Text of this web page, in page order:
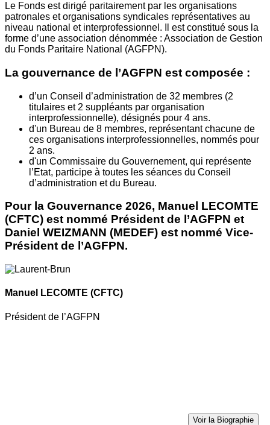
Le Fonds est dirigé paritairement par les organisations
patronales et organisations syndicales représentatives au
niveau national et interprofessionnel. Il est constitué sous la
forme d’une association dénommée : Association de Gestion
du Fonds Paritaire National (AGFPN).
La gouvernance de l’AGFPN est composée :
d’un Conseil d’administration de 32 membres (2
titulaires et 2 suppléants par organisation
interprofessionnelle), désignés pour 4 ans.
d'un Bureau de 8 membres, représentant chacune de
ces organisations interprofessionnelles, nommés pour
2 ans.
d'un Commissaire du Gouvernement, qui représente
l’Etat, participe à toutes les séances du Conseil
d’administration et du Bureau.
Pour la Gouvernance 2026, Manuel LECOMTE
(CFTC) est nommé Président de l’AGFPN et
Daniel WEIZMANN (MEDEF) est nommé Vice-
Président de l’AGFPN.
Manuel LECOMTE (CFTC)
Président de l’AGFPN
Voir la Biographie